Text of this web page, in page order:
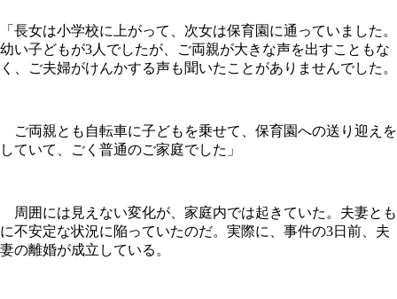
「長女は小学校に上がって、次女は保育園に通っていました。
幼い子どもが3人でしたが、ご両親が大きな声を出すこともな
く、ご夫婦がけんかする声も聞いたことがありませんでした。
ご両親とも自転車に子どもを乗せて、保育園への送り迎えを
していて、ごく普通のご家庭でした」
周囲には見えない変化が、家庭内では起きていた。夫妻とも
に不安定な状況に陥っていたのだ。実際に、事件の3日前、夫
妻の離婚が成立している。